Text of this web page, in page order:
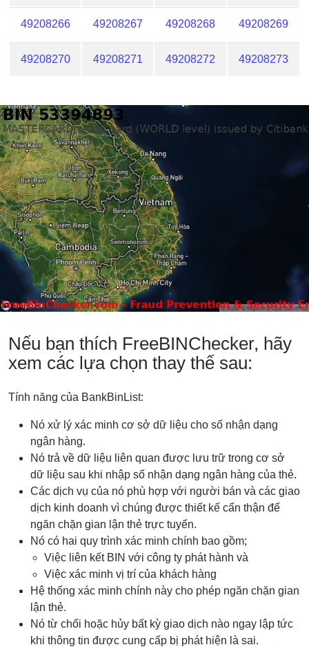
49208266 49208267 49208268 49208269
49208270 49208271 49208272 49208273
Nếu bạn thích FreeBINChecker, hãy
xem các lựa chọn thay thế sau:
Tính năng của BankBinList:
Nó xử lý xác minh cơ sở dữ liệu cho số nhận dạng
ngân hàng.
Nó trả về dữ liệu liên quan được lưu trữ trong cơ sở
dữ liệu sau khi nhập số nhận dạng ngân hàng của thẻ.
Các dịch vụ của nó phù hợp với người bán và các giao
dịch kinh doanh vì chúng được thiết kế cẩn thận để
ngăn chặn gian lận thẻ trực tuyến.
Nó có hai quy trình xác minh chính bao gồm;
Việc liên kết BIN với công ty phát hành và
Việc xác minh vị trí của khách hàng
Hệ thống xác minh chính này cho phép ngăn chặn gian
lận thẻ.
Nó từ chối hoặc hủy bất kỳ giao dịch nào ngay lập tức
khi thông tin được cung cấp bị phát hiện là sai.